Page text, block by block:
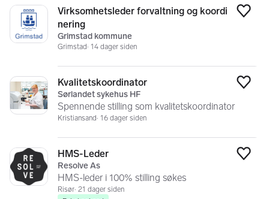
Virksomhetsleder forvaltning og koordi
nering
Grimstad kommune
Grimstad 14 dager siden
Kvalitetskoordinator
Sørlandet sykehus HF
Spennende stilling som kvalitetskoordinator
Kristiansand 16 dager siden
HMS-Leder
Resolve As
HMS-leder i 100% stilling søkes
Risør 21 dager siden